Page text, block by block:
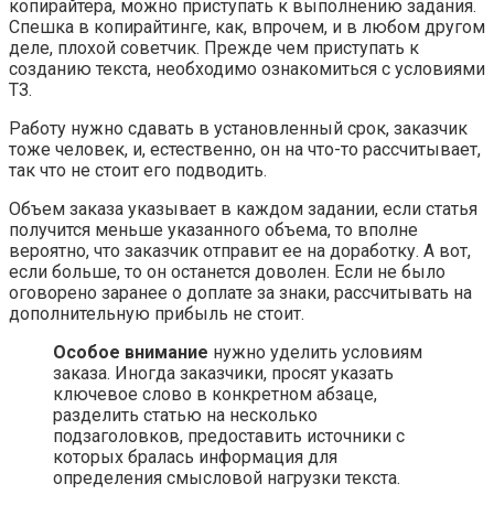
копирайтера, можно приступать к выполнению задания.
Спешка в копирайтинге, как, впрочем, и в любом другом
деле, плохой советчик. Прежде чем приступать к
созданию текста, необходимо ознакомиться с условиями
ТЗ.
Работу нужно сдавать в установленный срок, заказчик
тоже человек, и, естественно, он на что-то рассчитывает,
так что не стоит его подводить.
Объем заказа указывает в каждом задании, если статья
получится меньше указанного объема, то вполне
вероятно, что заказчик отправит ее на доработку. А вот,
если больше, то он останется доволен. Если не было
оговорено заранее о доплате за знаки, рассчитывать на
дополнительную прибыль не стоит.
Особое внимание нужно уделить условиям
заказа. Иногда заказчики, просят указать
ключевое слово в конкретном абзаце,
разделить статью на несколько
подзаголовков, предоставить источники с
которых бралась информация для
определения смысловой нагрузки текста.